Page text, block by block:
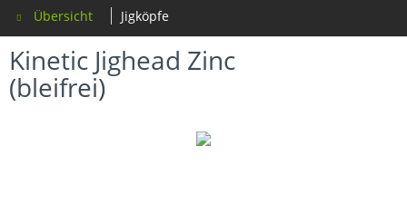
Übersicht Jigköpfe
Kinetic Jighead Zinc
(bleifrei)